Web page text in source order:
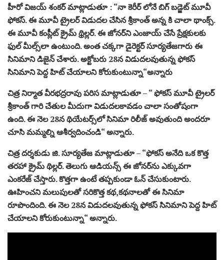
హీరో విజయ్ శంకర్ మాట్లాడుతూ : “నా కెరీర్ లోనే బిగ్ బడ్జెట్ మూవీ
ఫోకస్. ఈ మూవీ ట్రైలర్ విడుదల చేసిన శ్రీకాంత్ అన్న కి చాలా థాంక్స్.
ఈ మూవీ కంప్లీట్ క్రైమ్ థ్రిల్ల‌ర్. ఈ జోన‌ర్‌ని ఎంజాయ్ చేసే ప్రేక్ష‌కుల‌కు
ఫుల్ మీల్స్‌లా ఉంటుంది. అంత చ‌క్క‌గా డైరెక్ట‌ర్ సూర్య‌తేజ‌గారు ఈ
సినిమాని డిజైన్ చేశారు. అక్టోబ‌రు 28న విడుదలవుతున్న ఫోకస్
సినిమాని పెద్ద హిట్ చేయాలని కోరుకుంటున్నా“అన్నారు
చిత్ర నిర్మాత వీర‌భ‌ద్ర‌రావు ప‌రిస‌ మాట్లాడుతూ – “ ఫోక‌స్ మూవీ ట్రైల‌ర్
శ్రీ‌కాంత్ గారి చేతుల మీదుగా విడుద‌ల‌కావ‌డం చాలా సంతోషంగా
ఉంది. ఈ నెల 28న థియేట‌ర్స్‌లో సినిమా రిలీజ్ అవుతుంది అంద‌రూ
చూసి మ‌మ్మ‌ల్ని ఆశీర్వ‌దించండి“ అన్నారు.
చిత్ర ద‌ర్శ‌కుడు జి. సూర్య‌తేజ మాట్లాడుతూ – “ఫోక‌స్ అనేది ఒక కొత్త
త‌ర‌హా క్రైమ్ థిల్ల‌ర్. తెలుగు ఆడియ‌న్స్ ఈ జోన‌ర్‌ను ఎక్కువ‌గా
ఎంక‌రేజ్ చేస్తారు. కొత్త‌గా ఉంటే త‌ప్ప‌కుండా ఓన్ చేసుకుంటారు.
ఊహించ‌ని మ‌లుపుల‌తో స‌రికొత్త క‌థ‌,క‌థ‌నాల‌తో ఈ సినిమా
రూపొందింది. ఈ నెల 28న విడుదలవుతున్న ఫోకస్ సినిమాని పెద్ద హిట్
చేయాలని కోరుకుంటున్నా“ అన్నారు.